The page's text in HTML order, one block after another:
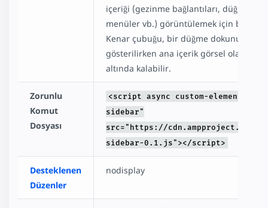
içeriği (gezinme bağlantıları, düğmeler,
menüler vb.) görüntülemek için bir yol
Kenar çubuğu, bir düğme dokunuşuyla
gösterilirken ana içerik görsel olarak
altında kalabilir.
Zorunlu
Komut
Dosyası
<script async custom-
sidebar"
src="https://cdn.ampproject.org/
sidebar-0.1.js"></script>
Desteklenen
Düzenler
nodisplay